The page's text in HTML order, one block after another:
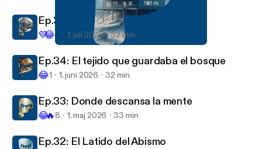
El Podcast para Dormir
Ep.35: El silencio de la montaña
💜😂 1. juli 2026 32 min
Ep.34: El tejido que guardaba el bosque
😂1 1. juni 2026 32 min
Ep.33: Donde descansa la mente
😂🔥8 1. maj 2026 33 min
Ep.32: El Latido del Abismo